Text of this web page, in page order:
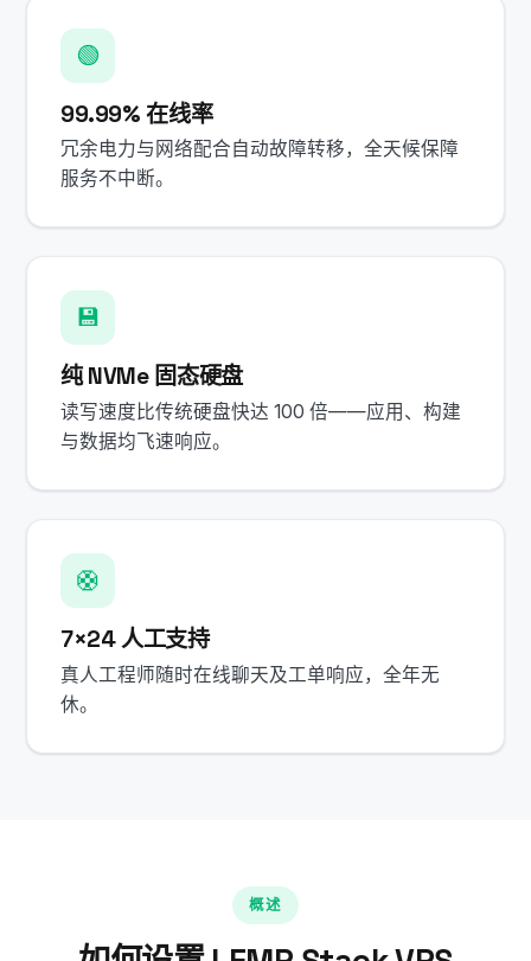
🟢
99.99% 在线率
冗余电力与网络配合自动故障转移，全天候保障
服务不中断。
💾
纯 NVMe 固态硬盘
读写速度比传统硬盘快达 100 倍——应用、构建
与数据均飞速响应。
🛟
7×24 人工支持
真人工程师随时在线聊天及工单响应，全年无
休。
概述